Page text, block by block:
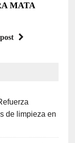
MATA
de limpieza en